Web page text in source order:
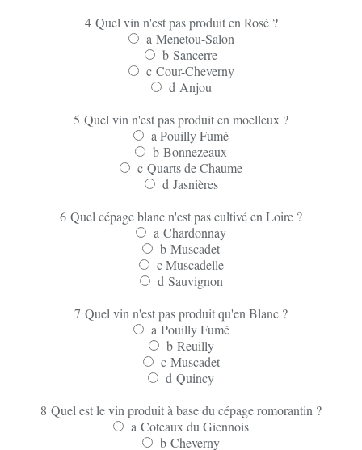
4 Quel vin n'est pas produit en Rosé ?
a Menetou-Salon
b Sancerre
c Cour-Cheverny
d Anjou
5 Quel vin n'est pas produit en moelleux ?
aPouilly Fumé
b Bonnezeaux
c Quarts de Chaume
d Jasnières
6 Quel cépage blanc n'est pas cultivé en Loire ?
a Chardonnay
b Muscadet
c Muscadelle
d Sauvignon
7 Quel vin n'est pas produit qu'en Blanc ?
a Pouilly Fumé
b Reuilly
c Muscadet
d Quincy
8 Quel est le vin produit à base du cépage romorantin ?
a Coteaux du Giennois
b Cheverny